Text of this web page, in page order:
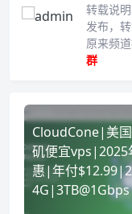
转载说明
发布，转
原来频
群
CloudCone|美
矶便宜vps|2025
惠|年付
4G|3TB@1Gbps